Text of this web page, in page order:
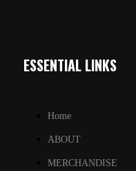
ESSENTIAL LINKS
Home
ABOUT
MERCHANDISE